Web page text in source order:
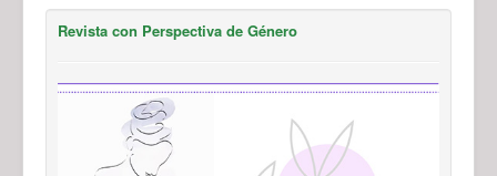
Revista con Perspectiva de Género